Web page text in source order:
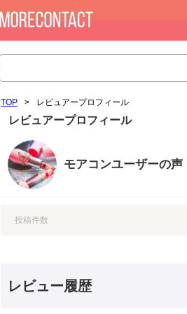
TOP > レビュアープロフィール
レビュアープロフィール
モアコンユーザーの声
投稿件数
レビュー履歴